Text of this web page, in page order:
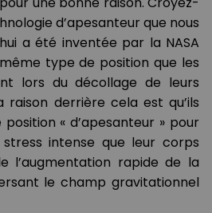
d’apesanteur que nous
a été inventée par la NASA
type de position que les
lors du décollage de leurs
raison derrière cela est qu’ils
« d’apesanteur » pour
intense que leur corps
l’augmentation rapide de la
le champ gravitationnel